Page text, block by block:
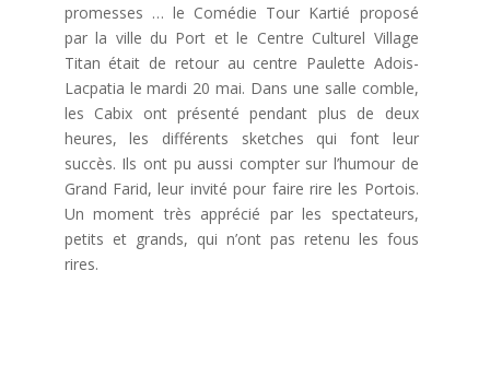
promesses … le Comédie Tour Kartié proposé
par la ville du Port et le Centre Culturel Village
Titan était de retour au centre Paulette Adois-
Lacpatia le mardi 20 mai. Dans une salle comble,
les Cabix ont présenté pendant plus de deux
heures, les différents sketches qui font leur
succès. Ils ont pu aussi compter sur l’humour de
Grand Farid, leur invité pour faire rire les Portois.
Un moment très apprécié par les spectateurs,
petits et grands, qui n’ont pas retenu les fous
rires.